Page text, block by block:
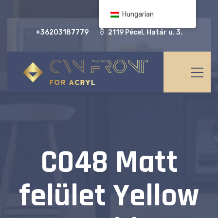
+36203187779 2119 Pécel, Határ u. 3.
C048 Matt
felület Yellow
Hungarian